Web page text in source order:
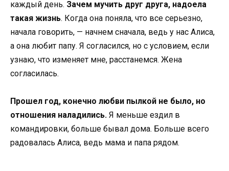
каждый день. Зачем мучить друг друга, надоела
такая жизнь. Когда она поняла, что все серьезно,
начала говорить, — начнем сначала, ведь у нас Алиса,
а она любит папу. Я согласился, но с условием, если
узнаю, что изменяет мне, расстанемся. Жена
согласилась.
Прошел год, конечно любви пылкой не было, но
отношения наладились. Я меньше ездил в
командировки, больше бывал дома. Больше всего
радовалась Алиса, ведь мама и папа рядом.